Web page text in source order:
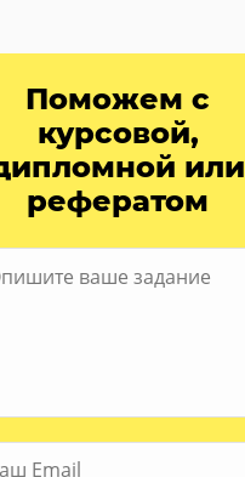
Поможем с
курсовой,
или
рефератом